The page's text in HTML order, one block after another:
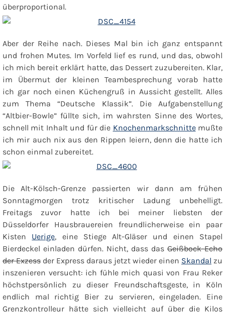
überproportional.
Aber der Reihe nach. Dieses Mal bin ich ganz entspannt
und frohen Mutes. Im Vorfeld lief es rund, und das, obwohl
ich mich bereit erklärt hatte, das Dessert zuzubereiten. Klar,
im Übermut der kleinen Teambesprechung vorab hatte
ich gar noch einen Küchengruß in Aussicht gestellt. Alles
zum Thema “Deutsche Klassik”. Die Aufgabenstellung
“Altbier-Bowle” füllte sich, im wahrsten Sinne des Wortes,
schnell mit Inhalt und für die Knochenmarkschnittemußte
ich mir auch nix aus den Rippen leiern, denn die hatte ich
schon einmal zubereitet.
Die Alt-Kölsch-Grenze passierten wir dann am frühen
Sonntagmorgen trotz kritischer Ladung unbehelligt.
Freitags zuvor hatte ich bei meiner liebsten der
Düsseldorfer Hausbrauereien freundlicherweise ein paar
Kisten Uerige, eine Stiege Alt-Gläser und einen Stapel
Bierdeckel einladen dürfen. Nicht, dass das Geißbock-Echo
der Exzess der Express daraus jetzt wieder einen Skandal zu
inszenieren versucht: ich fühle mich quasi von Frau Reker
höchstpersönlich zu dieser Freundschaftsgeste, in Köln
endlich mal richtig Bier zu servieren, eingeladen. Eine
Grenzkontrolleur hätte sich vielleicht auf über die Kilos